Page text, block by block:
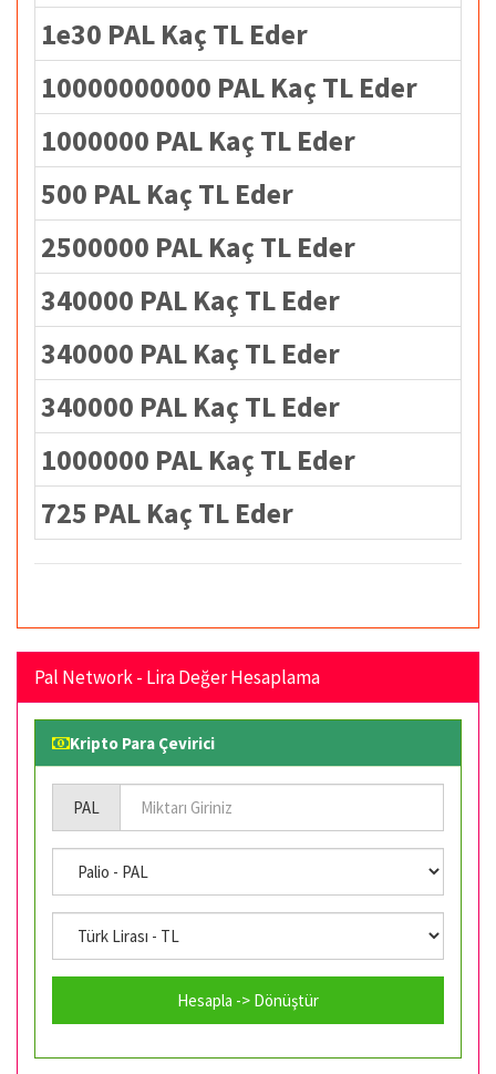
1e30 PAL Kaç TL Eder
10000000000 PAL Kaç TL Eder
1000000 PAL Kaç TL Eder
500 PAL Kaç TL Eder
2500000 PAL Kaç TL Eder
340000 PAL Kaç TL Eder
340000 PAL Kaç TL Eder
340000 PAL Kaç TL Eder
1000000 PAL Kaç TL Eder
725 PAL Kaç TL Eder
Pal Network - Lira Değer Hesaplama
Kripto Para Çevirici
PAL
Hesapla -> Dönüştür